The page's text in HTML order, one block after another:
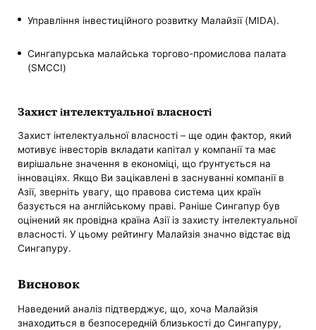
Управління інвестиційного розвитку Малайзії (MIDA).
Сингапурська малайська торгово-промислова палата
(SMCCI)
Захист інтелектуальної власності
Захист інтелектуальної власності – ще один фактор, який
мотивує інвесторів вкладати капітал у компанії та має
вирішальне значення в економіці, що ґрунтується на
інноваціях. Якщо Ви зацікавлені в заснуванні компанії в
Азії, зверніть увагу, що правова система цих країн
базується на англійському праві. Раніше Сингапур був
оцінений як провідна країна Азії із захисту інтелектуальної
власності. У цьому рейтингу Малайзія значно відстає від
Сингапуру.
Висновок
Наведений аналіз підтверджує, що, хоча Малайзія
знаходиться в безпосередній близькості до Сингапуру,